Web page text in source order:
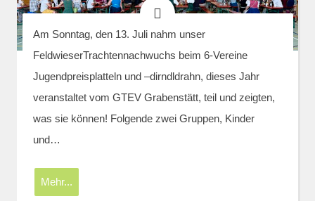
Am Sonntag, den 13. Juli nahm unser
FeldwieserTrachtennachwuchs beim 6-Vereine
Jugendpreisplatteln und –dirndldrahn, dieses Jahr
veranstaltet vom GTEV Grabenstätt, teil und zeigten,
was sie können! Folgende zwei Gruppen, Kinder
und…
Mehr...